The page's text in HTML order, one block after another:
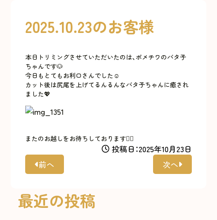
2025.10.23のお客様
本日トリミングさせていただいたのは、ポメチワのバタ子
ちゃんです🐶
今日もとてもお利口さんでした☺️
カット後は尻尾を上げてるんるんなバタ子ちゃんに癒され
ました💖
またのお越しをお待ちしております🙇‍♀️
投稿日：2025年10月23日
前へ
次へ
最近の投稿